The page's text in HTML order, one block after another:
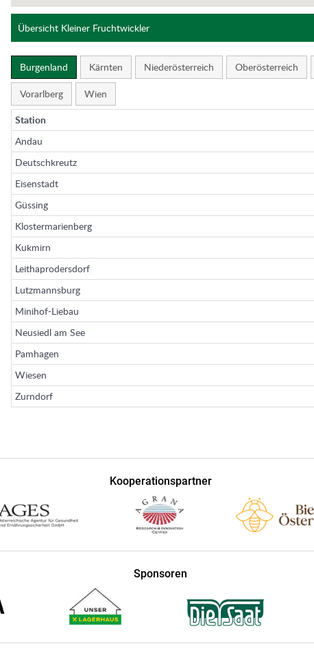
Übersicht Kleiner Fruchtwickler
Burgenland Kärnten Niederösterreich Oberösterreich
Vorarlberg
Wien
Station
Andau
Deutschkreutz
Eisenstadt
Güssing
Klostermarienberg
Kukmirn
Leithaprodersdorf
Lutzmannsburg
Minihof-Liebau
Neusiedl am See
Pamhagen
Wiesen
Zurndorf
Kooperationspartner
Sponsoren